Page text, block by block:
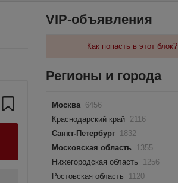
VIP-объявления
Как попасть в этот блок?
Регионы и города
Москва 6456
Краснодарский край 2116
Санкт-Петербург 1832
Московская область 1355
Нижегородская область
1256
Ростовская область
1120